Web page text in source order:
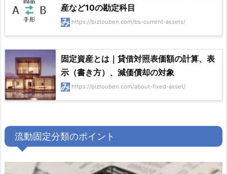
産など10の勘定科目
https://biztouben.com/bs-current-assets/
固定資産とは｜貸借対照表価額の計算、表
示（書き方）、減価償却の対象
https://biztouben.com/about-fixed-asset/
流動固定分類のポイント